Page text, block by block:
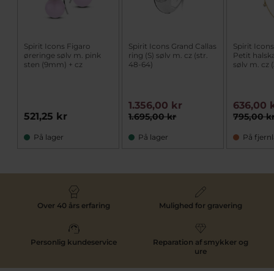
Spirit Icons Figaro
øreringe sølv m. pink
sten (9mm) + cz
521,25 kr
På lager
Spirit Icons Grand Callas
ring (S) sølv m. cz (str.
48-64)
1.695,00 kr
1.356,00 kr
På lager
Spirit
Petit
sølv m. cz
795,00
636,00
På
Over 40 års erfaring Mulighed for gravering
Personlig kundeservice
Reparation af smykker og
ure